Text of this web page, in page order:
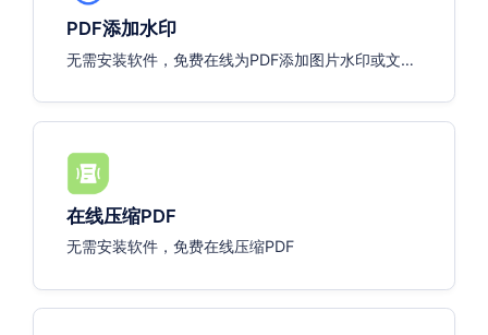
PDF添加水印
无需安装软件，免费在线为PDF添加图片水印或文字
在线压缩PDF
无需安装软件，免费在线压缩PDF